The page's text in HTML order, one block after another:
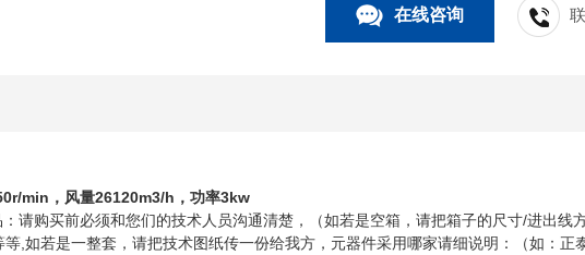
在线咨询
min，风量26120m3/h，功率3kw
请购买前必须和您们的技术人员沟通清楚，（如若是空箱，请把箱子的尺寸/进出线
,如若是一整套，请把技术图纸传一份给我方，元器件采用哪家请细说明：（如：正